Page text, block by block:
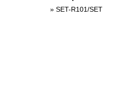
» SET-R101/SET